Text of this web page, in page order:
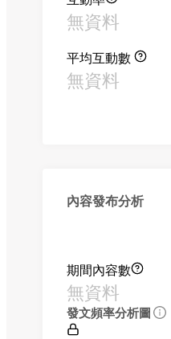
無資料
平均互動數
無資料
內容發布分析
期間內容數
無資料
發文頻率分析圖